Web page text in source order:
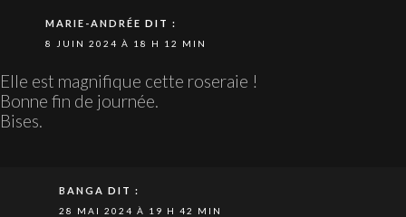
MARIE-ANDRÉE DIT :
8 JUIN 2024 À 18 H 12 MIN
Elle est magnifique cette roseraie !
Bonne fin de journée.
Bises.
BANGA DIT :
28 MAI 2024 À 19 H 42 MIN